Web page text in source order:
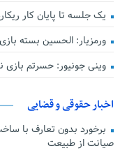
یک جلسه تا پایان کار
ورمزیار: الحسین بسته
وینی جونیور: حسرتم بازی
اخبار حقوقی و قضایی
برخورد بدون تعارف با
صیانت از طبیعت